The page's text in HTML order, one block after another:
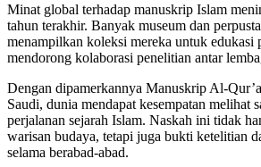
Minat global terhadap manuskrip Islam
tahun terakhir. Banyak museum dan
menampilkan koleksi mereka untuk
mendorong kolaborasi penelitian antar
Dengan dipamerkannya Manuskrip Al-
Saudi, dunia mendapat kesempatan melihat
perjalanan sejarah Islam. Naskah ini tidak
warisan budaya, tetapi juga bukti ketelitian
selama berabad-abad.